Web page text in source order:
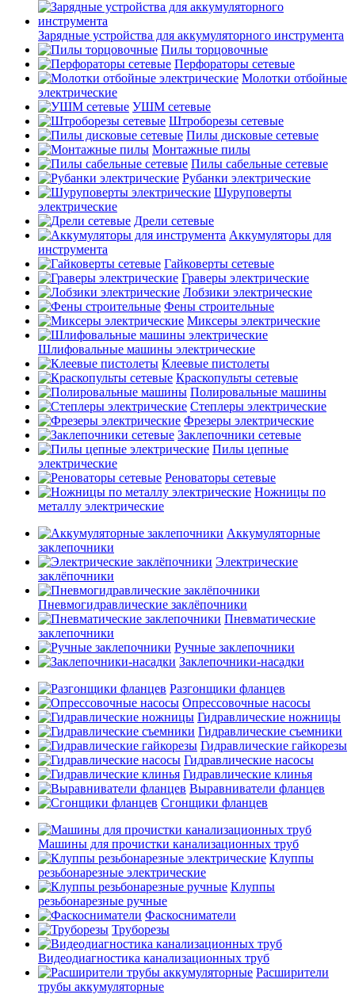
Зарядные устройства для аккумуляторного инструмента
Пилы торцовочные
Перфораторы сетевые
Молотки отбойные
электрические
УШМ сетевые
Штроборезы сетевые
Пилы дисковые сетевые
Монтажные пилы
Пилы сабельные сетевые
Рубанки электрические
Шуруповерты
электрические
Дрели сетевые
Аккумуляторы для
инструмента
Гайковерты сетевые
Граверы электрические
Лобзики электрические
Фены строительные
Миксеры электрические
Шлифовальные машины электрические
Клеевые пистолеты
Краскопульты сетевые
Полировальные машины
Степлеры электрические
Фрезеры электрические
Заклепочники сетевые
Пилы цепные
электрические
Реноваторы сетевые
Ножницы по
металлу электрические
Аккумуляторные
заклепочники
Электрические
заклёпочники
Пневмогидравлические заклёпочники
Пневматические
заклепочники
Ручные заклепочники
Заклепочники-насадки
Разгонщики фланцев
Опрессовочные насосы
Гидравлические ножницы
Гидравлические съемники
Гидравлические гайкорезы
Гидравлические насосы
Гидравлические клинья
Выравниватели фланцев
Сгонщики фланцев
Машины для прочистки канализационных труб
Клуппы
резьбонарезные электрические
Клуппы
резьбонарезные ручные
Фаскосниматели
Труборезы
Видеодиагностика канализационных труб
Расширители
трубы аккумуляторные